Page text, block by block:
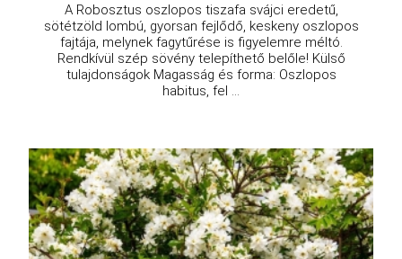
A Robosztus oszlopos tiszafa svájci eredetű,
sötétzöld lombú, gyorsan fejlődő, keskeny oszlopos
fajtája, melynek fagytűrése is figyelemre méltó.
Rendkívül szép sövény telepíthető belőle! Külső
tulajdonságok Magasság és forma: Oszlopos
habitus, fel ...